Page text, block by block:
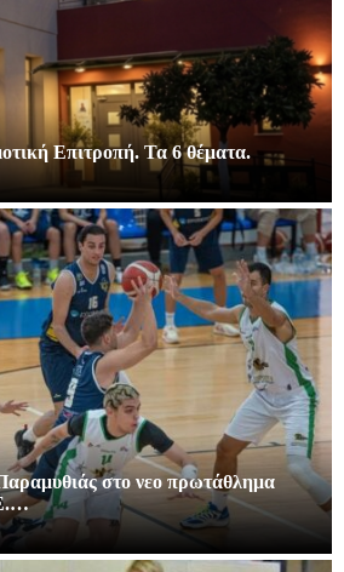
Επιτροπή. Τα 6 θέματα.
στο νεο πρωτάθλημα